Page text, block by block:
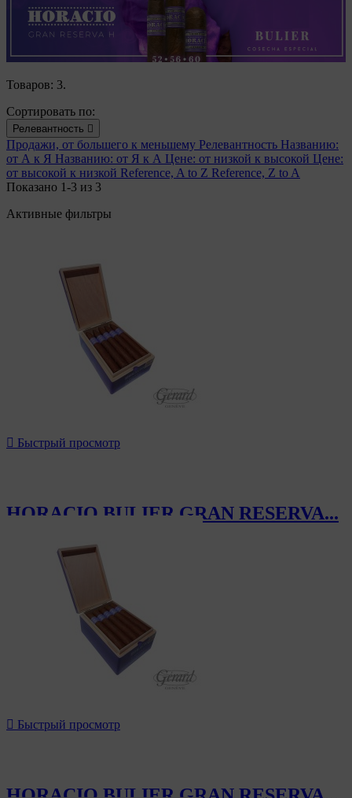
Товаров: 3.
Сортировать по:
Релевантность 
Продажи, от большего к меньшему Релевантность Названию:
от А к Я Названию: от Я к А Цене: от низкой к высокой Цене:
от высокой к низкой Reference, A to Z Reference, Z to A
Показано 1-3 из 3
Активные фильтры
 Быстрый просмотр
HORACIO BULIER GRAN RESERVA...
223,50 CHF
 Быстрый просмотр